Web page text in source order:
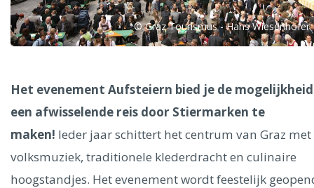
Dresden
Ålesund
© Graz Tourismus - Hans Wiesenhofer
Het evenement Aufsteiern bied je de
een afwisselende reis door Stiermarken te
maken! Ieder jaar schittert het centrum van Graz met
volksmuziek, traditionele klederdracht en culinaire
hoogstandjes. Het evenement wordt feestelijk